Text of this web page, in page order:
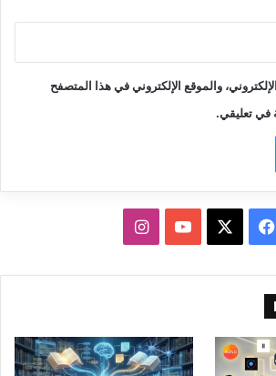
والموقع الإلكتروني في هذا المتصفح
في تعليقي.
فيسبوك ‫YouTubeانستقرام